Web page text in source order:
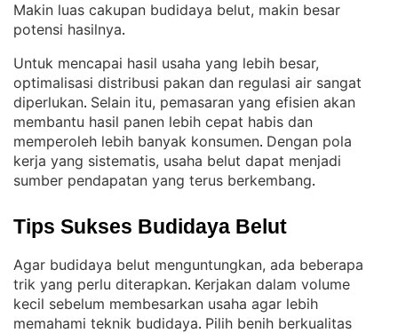
Makin luas cakupan budidaya belut, makin besar
potensi hasilnya.
Untuk mencapai hasil usaha yang lebih besar,
optimalisasi distribusi pakan dan regulasi air sangat
diperlukan. Selain itu, pemasaran yang efisien akan
membantu hasil panen lebih cepat habis dan
memperoleh lebih banyak konsumen. Dengan pola
kerja yang sistematis, usaha belut dapat menjadi
sumber pendapatan yang terus berkembang.
Tips Sukses Budidaya Belut
Agar budidaya belut menguntungkan, ada beberapa
trik yang perlu diterapkan. Kerjakan dalam volume
kecil sebelum membesarkan usaha agar lebih
memahami teknik budidaya. Pilih benih berkualitas